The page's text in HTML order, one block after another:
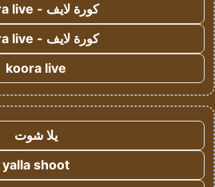
كورة لايف - koora live
كورة لايف - koora live
koora live
يلا شوت
yalla shoot